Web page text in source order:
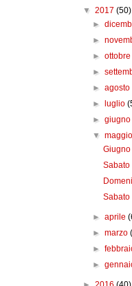
▼ 2017 (50)
►
►
►
►
►agosto
►
luglio
►
▼
Giugno
Sabato
Sabato
►aprile
►marzo
►
►